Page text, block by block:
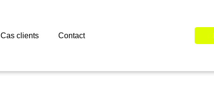
Cas clients Contact